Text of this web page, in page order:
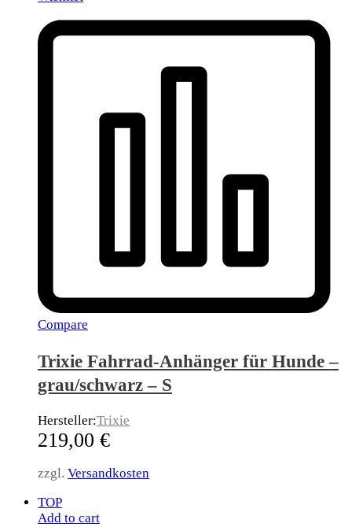
Compare
Trixie Fahrrad-Anhänger für Hunde –
grau/schwarz – S
Hersteller:Trixie
219,00 €
zzgl. Versandkosten
TOP
Add to cart